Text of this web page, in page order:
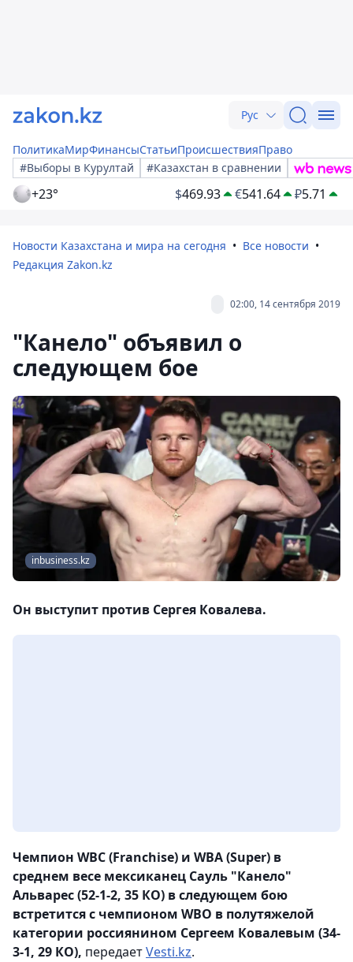
Рус
ПолитикаМирФинансыСтатьиПроисшествияПраво
#Выборы в Курултай
#Казахстан в сравнении
+23° $469.93 €541.64 ₽5.71
Новости Казахстана и мира на сегодня
Все новости
Редакция Zakon.kz
02:00, 14 сентября 2019
"Канело" объявил о
следующем бое
inbusiness.kz
Он выступит против Сергея Ковалева.
Чемпион WBC (Franchise) и WBA (Super) в
среднем весе мексиканец Сауль "Канело"
Альварес (52-1-2, 35 КО) в следующем бою
встретится с чемпионом WBO в полутяжелой
категории россиянином Сергеем Ковалевым (34-
3-1, 29 КО), передаетVesti.kz.